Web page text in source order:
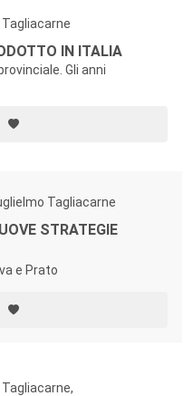
IN ITALIA
Gli anni
Tagliacarne
STRATEGIE
e Prato